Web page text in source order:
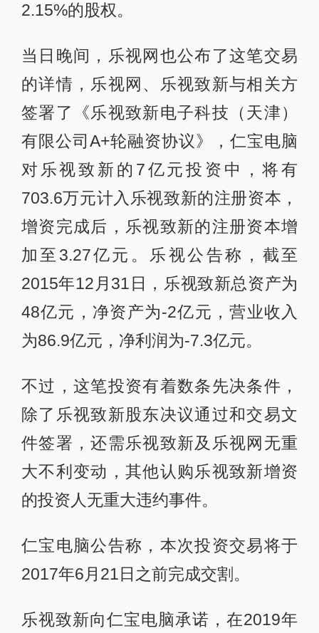
2.15%的股权。
当日晚间，乐视网也公布了这笔交易
的详情，乐视网、乐视致新与相关方
签署了《乐视致新电子科技（天津）
有限公司A+轮融资协议》，仁宝电脑
对乐视致新的7亿元投资中，将有
703.6万元计入乐视致新的注册资本，
增资完成后，乐视致新的注册资本增
加至3.27亿元。乐视公告称，截至
2015年12月31日，乐视致新总资产为
48亿元，净资产为-2亿元，营业收入
为86.9亿元，净利润为-7.3亿元。
不过，这笔投资有着数条先决条件，
除了乐视致新股东决议通过和交易文
件签署，还需乐视致新及乐视网无重
大不利变动，其他认购乐视致新增资
的投资人无重大违约事件。
仁宝电脑公告称，本次投资交易将于
2017年6月21日之前完成交割。
乐视致新向仁宝电脑承诺，在2019年